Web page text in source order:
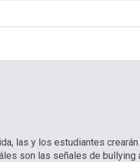
las y los estudiantes
son las señales de bullying